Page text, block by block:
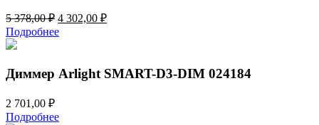
Triac,
Rotary,
5 378,00₽ Первоначальная
цена
составляла
378,00 ₽.
4 302,00 ₽Текущая
Подробнее
Диммер Arlight SMART-D3-DIM 024184
2 701,00 ₽
Подробнее